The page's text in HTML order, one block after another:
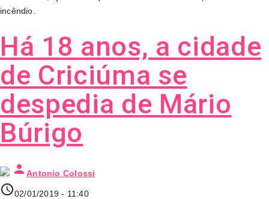
incêndio.
Há 18 anos, a cidade
de Criciúma se
despedia de Mário
Búrigo
person Antonio Colossi
access_time02/01/2019 - 11:40